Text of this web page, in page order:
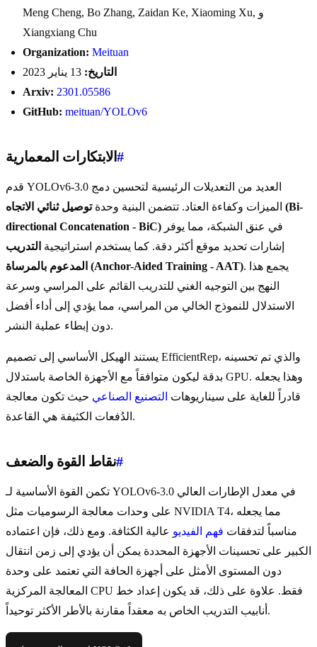
Meng Cheng, Bo Zhang, Zaidan Ke, Xiaoming Xu, و
Xiangxiang Chu
Organization: Meituan
التاريخ:
Arxiv: 2301.05586
GitHub: meituan/YOLOv6
الابتكارات المعمارية#
قدم YOLOv6-3.0 العديد من التعديلات الرئيسية لتحسين دمج
الميزات وكفاءة العتاد. تتضمن البنية وحدةتوصيل ثنائي الاتجاه (Bi-
directional Concatenation - BiC)
إشارات تحديد موقع أكثر دقة. كما يستخدم استراتيجية التدريب
المدعوم بالمرساة (Anchor-Aided Training - AAT). يجمع هذا
النهج بين التوجيه الغني للتدريب القائم على المراسي وسرعة
الاستدلال للنموذج الخالي من المراسي، مما يؤدي إلى أداء أفضل
دون إبطاء عملية النشر.
يستند الهيكل الأساسي إلى تصميم EfficientRep، والذي تم تحسينه
بدقة ليكون متوافقاً مع الأجهزة الخاصة باستدلال GPU. وهذا يجعله
قادراً للغاية على سيناريوهات التصنيع الصناعي حيث تكون معالجة
الدُفعات الكثيفة هي القاعدة.
نقاط القوة والضعف#
تكمن القوة الأساسية لـ YOLOv6-3.0 في معدل الإطارات العالي
على وحدات معالجة الرسوميات مثل NVIDIA T4، مما يجعله
مناسباً لتدفقات فهم الفيديو عالية الكثافة. ومع ذلك، فإن اعتماده
الكبير على تحسينات الأجهزة المحددة يمكن أن يؤدي إلى زمن انتقال
دون المستوى الأمثل على أجهزة الحافة التي تعتمد على وحدة
المعالجة المركزية CPU فقط. علاوة على ذلك، قد يكون إعداد خط
أنابيب التدريب الخاص به معقداً مقارنة بالأطر الأكثر توحيداً.